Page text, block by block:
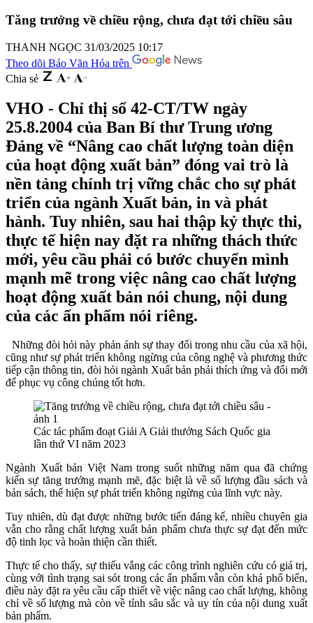
Tăng trưởng về chiều rộng, chưa đạt tới chiều sâu
THANH NGỌC 31/03/2025 10:17
Theo dõi Báo Văn Hóa trên
Chia sẻ
VHO - Chỉ thị số 42-CT/TW ngày
25.8.2004 của Ban Bí thư Trung ương
Đảng về “Nâng cao chất lượng toàn diện
của hoạt động xuất bản” đóng vai trò là
nền tảng chính trị vững chắc cho sự phát
triển của ngành Xuất bản, in và phát
hành. Tuy nhiên, sau hai thập kỷ thực thi,
thực tế hiện nay đặt ra những thách thức
mới, yêu cầu phải có bước chuyển mình
mạnh mẽ trong việc nâng cao chất lượng
hoạt động xuất bản nói chung, nội dung
của các ấn phẩm nói riêng.
Những đòi hỏi này phản ánh sự thay đổi trong nhu cầu của xã hội,
cũng như sự phát triển không ngừng của công nghệ và phương thức
tiếp cận thông tin, đòi hỏi ngành Xuất bản phải thích ứng và đổi mới
để phục vụ công chúng tốt hơn.
Các tác phẩm đoạt Giải A Giải thưởng Sách Quốc gia
lần thứ VI năm 2023
Ngành Xuất bản Việt Nam trong suốt những năm qua đã chứng
kiến sự tăng trưởng mạnh mẽ, đặc biệt là về số lượng đầu sách và
bản sách, thể hiện sự phát triển không ngừng của lĩnh vực này.
Tuy nhiên, dù đạt được những bước tiến đáng kể, nhiều chuyên gia
vẫn cho rằng chất lượng xuất bản phẩm chưa thực sự đạt đến mức
độ tinh lọc và hoàn thiện cần thiết.
Thực tế cho thấy, sự thiếu vắng các công trình nghiên cứu có giá trị,
cùng với tình trạng sai sót trong các ấn phẩm vẫn còn khá phổ biến,
điều này đặt ra yêu cầu cấp thiết về việc nâng cao chất lượng, không
chỉ về số lượng mà còn về tính sâu sắc và uy tín của nội dung xuất
bản phẩm.